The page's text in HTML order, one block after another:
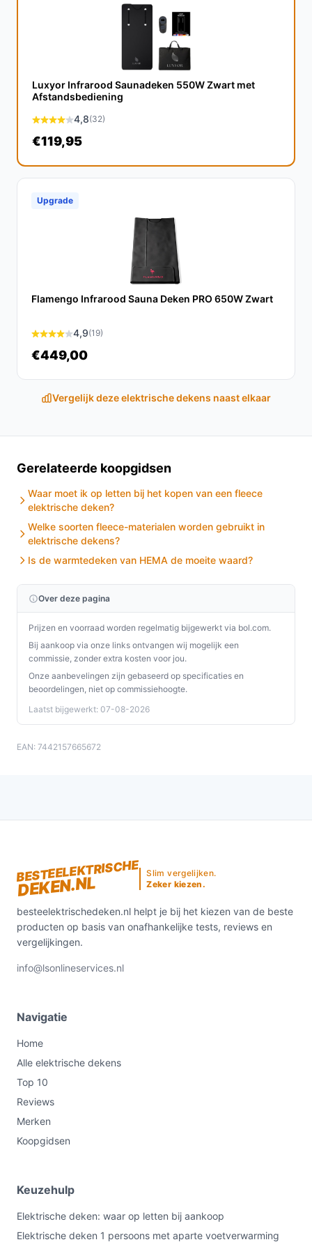
binnen als buiten gebruik, waardoor je hem kunt
gebruiken tijdens kampeertrips of op koude dagen in de
Wat zijn de belangrijkste verschillen met andere
elektrische dekens?
draadloze ontwerp, infraroodtechnologie, en de langere
gebruiksduur, wat het een veelzijdige keuze maakt voor
elke situatie.
De Nikki Amsterdam The.Plaid Original is de ideale
warmtedeken voor iedereen die op zoek is naar comfort
en gebruiksgemak. Met zijn draadloze ontwerp en lange
gebruiksduur is deze deken een waardevolle aanvulling
voor je dagelijkse leven.
besteelektrischedeken.nl. Kies bewust wat perfect
past bij jouw behoeften!
Luxyor Infrarood Saunadeken 550W Zwart met
Afstandsbediening
4,8(32)
€119,95
Upgrade
Flamengo Infrarood Sauna Deken PRO 650W Zwart
4,9(19)
€449,00
Vergelijk deze elektrische dekens naast elkaar
Gerelateerde koopgidsen
Waar moet ik op letten bij het kopen van een fleece
elektrische deken?
Welke soorten fleece-materialen worden gebruikt in
elektrische dekens?
Is de warmtedeken van HEMA de moeite waard?
Over deze pagina
Prijzen en voorraad worden regelmatig bijgewerkt via bol.com.
Bij aankoop via onze links ontvangen wij mogelijk een
commissie, zonder extra kosten voor jou.
Onze aanbevelingen zijn gebaseerd op specificaties en
beoordelingen, niet op commissiehoogte.
Laatst bijgewerkt: 07-08-2026
EAN: 7442157665672
BESTEELEKTRISCHE
DEKEN.NL
Slim vergelijken.
Zeker kiezen.
besteelektrischedeken.nl helpt je bij het kiezen van de beste
producten op basis van onafhankelijke tests, reviews en
vergelijkingen.
info@lsonlineservices.nl
Navigatie
Home
Alle elektrische dekens
Top 10
Reviews
Merken
Koopgidsen
Keuzehulp
Elektrische deken: waar op letten bij aankoop
Elektrische deken 1 persoons met aparte voetverwarming